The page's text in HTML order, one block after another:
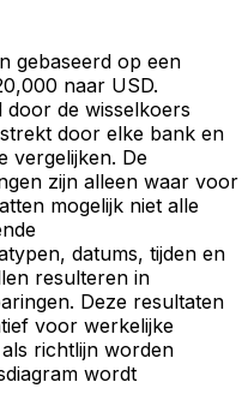
gebaseerd op een
naar USD.
de wisselkoers
door elke bank en
vergelijken. De
zijn alleen waar voor
mogelijk niet alle
datums, tijden en
resulteren in
Deze resultaten
voor werkelijke
richtlijn worden
wordt